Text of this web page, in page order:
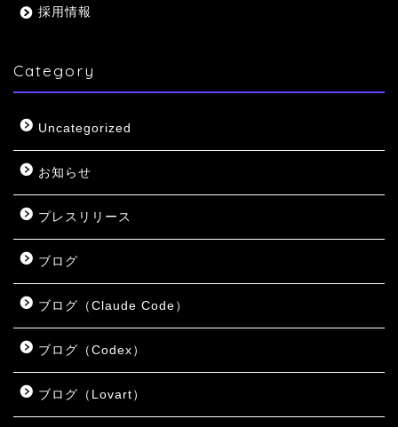
採用情報
Category
Uncategorized
お知らせ
プレスリリース
ブログ
ブログ（Claude Code）
ブログ（Codex）
ブログ（Lovart）